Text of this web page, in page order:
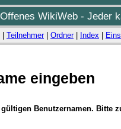
WikiWeb - Jeder
Teilnehmer| Ordner| Index
eingeben
Benutzernamen. Bitte